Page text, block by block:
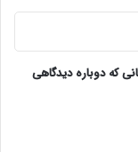
که دوباره دیدگاهی